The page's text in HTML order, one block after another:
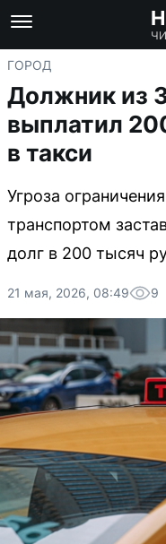
ГОРОД
Должник из
выплатил
в такси
Угроза
транспортом
долг в 200 тысяч
21 мая, 2026, 08:49 9